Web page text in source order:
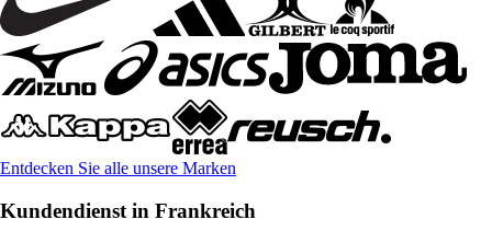
Entdecken Sie alle unsere Marken
Kundendienst in Frankreich